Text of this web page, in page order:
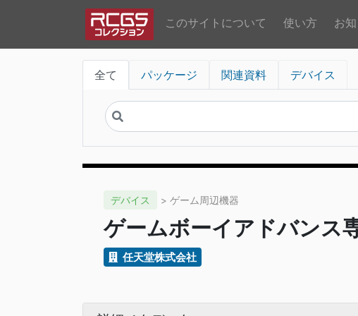
このサイトについて 使い方 お
全て パッケージ 関連資料 デバイス
デバイス > ゲーム周辺機器
ゲームボーイアドバンス
任天堂株式会社